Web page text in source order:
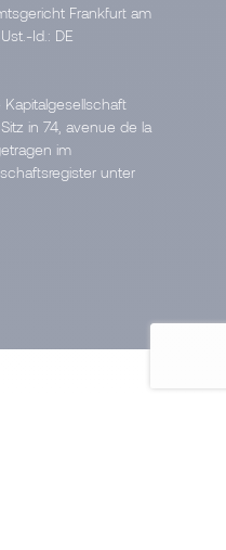
Frankfurt am
Id.: DE
Kapitalgesellschaft
in 74, avenue de la
im
unter